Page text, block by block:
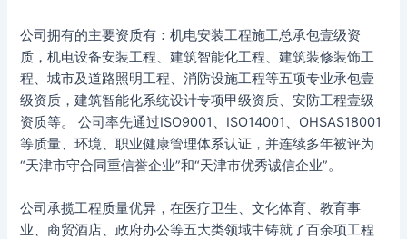
公司拥有的主要资质有：机电安装工程施工总承包壹级资
质，机电设备安装工程、建筑智能化工程、建筑装修装饰工
程、城市及道路照明工程、消防设施工程等五项专业承包壹
级资质，建筑智能化系统设计专项甲级资质、安防工程壹级
资质等。 公司率先通过ISO9001、ISO14001、OHSAS18001
等质量、环境、职业健康管理体系认证，并连续多年被评为
“天津市守合同重信誉企业”和“天津市优秀诚信企业”。
公司承揽工程质量优异，在医疗卫生、文化体育、教育事
业、商贸酒店、政府办公等五大类领域中铸就了百余项工程